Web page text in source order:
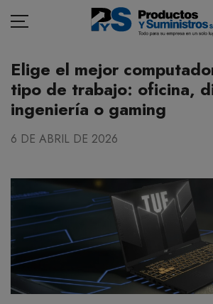
ASEO
CAFETERÍA
SEGURIDAD INDUSTRIAL
TECNOLOGÍA
MOBILIARIO
Elige el mejor
tipo de trabajo: oficina,
ingeniería o gaming
6 DE ABRIL DE 2026